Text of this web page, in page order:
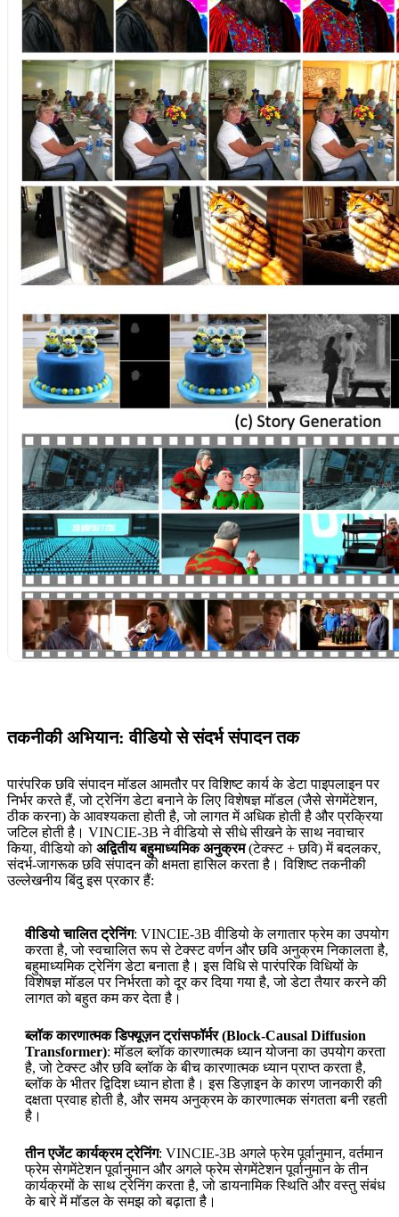
तकनीकी अभियान: वीडियो से संदर्भ संपादन तक
पारंपरिक छवि संपादन मॉडल आमतौर पर विशिष्ट कार्य के डेटा पाइपलाइन पर
निर्भर करते हैं, जो ट्रेनिंग डेटा बनाने के लिए विशेषज्ञ मॉडल (जैसे सेगमेंटेशन,
ठीक करना) के आवश्यकता होती है, जो लागत में अधिक होती है और प्रक्रिया
जटिल होती है। VINCIE-3B ने वीडियो से सीधे सीखने के साथ नवाचार
किया, वीडियो को अद्वितीय बहुमाध्यमिक अनुक्रम(टेक्स्ट + छवि) में बदलकर,
संदर्भ-जागरूक छवि संपादन की क्षमता हासिल करता है। विशिष्ट तकनीकी
उल्लेखनीय बिंदु इस प्रकार हैं:
वीडियो चालित ट्रेनिंग: VINCIE-3B वीडियो के लगातार फ्रेम का उपयोग
करता है, जो स्वचालित रूप से टेक्स्ट वर्णन और छवि अनुक्रम निकालता है,
बहुमाध्यमिक ट्रेनिंग डेटा बनाता है। इस विधि से पारंपरिक विधियों के
विशेषज्ञ मॉडल पर निर्भरता को दूर कर दिया गया है, जो डेटा तैयार करने की
लागत को बहुत कम कर देता है।
ब्लॉक कारणात्मक डिफ्यूज़न ट्रांसफॉर्मर (Block-Causal Diffusion
Transformer): मॉडल ब्लॉक कारणात्मक ध्यान योजना का उपयोग करता
है, जो टेक्स्ट और छवि ब्लॉक के बीच कारणात्मक ध्यान प्राप्त करता है,
ब्लॉक के भीतर द्विदिश ध्यान होता है। इस डिज़ाइन के कारण जानकारी की
दक्षता प्रवाह होती है, और समय अनुक्रम के कारणात्मक संगतता बनी रहती
है।
तीन एजेंट कार्यक्रम ट्रेनिंग: VINCIE-3B अगले फ्रेम पूर्वानुमान, वर्तमान
फ्रेम सेगमेंटेशन पूर्वानुमान और अगले फ्रेम सेगमेंटेशन पूर्वानुमान के तीन
कार्यक्रमों के साथ ट्रेनिंग करता है, जो डायनामिक स्थिति और वस्तु संबंध
के बारे में मॉडल के समझ को बढ़ाता है।